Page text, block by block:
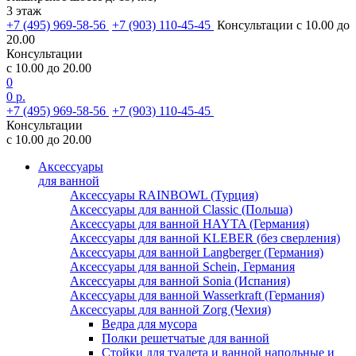
3 этаж
+7 (495) 969-58-56 +7 (903) 110-45-45 Консультации с 10.00 до
20.00
Консультации
с 10.00 до 20.00
0
0 р.
+7 (495) 969-58-56 +7 (903) 110-45-45
Консультации
с 10.00 до 20.00
Аксессуары
для ванной
Аксессуары RAINBOWL (Турция)
Аксессуары для ванной Classic (Польша)
Аксессуары для ванной HAYTA (Германия)
Аксессуары для ванной KLEBER (без сверления)
Аксессуары для ванной Langberger (Германия)
Аксессуары для ванной Schein, Германия
Аксессуары для ванной Sonia (Испания)
Аксессуары для ванной Wasserkraft (Германия)
Аксессуары для ванной Zorg (Чехия)
Ведра для мусора
Полки решетчатые для ванной
Стойки для туалета и ванной напольные и